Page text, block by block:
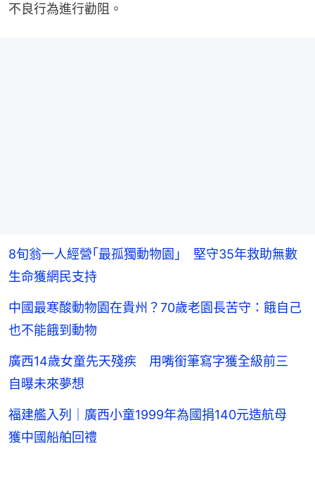
不良行為進行勸阻。
8旬翁一人經營｢最孤獨動物園｣ 堅守35年救助無數
生命獲網民支持
中國最寒酸動物園在貴州？70歲老園長苦守：餓自己
也不能餓到動物
廣西14歲女童先天殘疾 用嘴銜筆寫字獲全級前三
自曝未來夢想
福建艦入列｜廣西小童1999年為國捐140元造航母
獲中國船舶回禮